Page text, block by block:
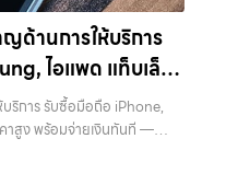
สองกรุงเทพ”, “ขาย iPad ได้
“รับซื้อ Samsung มือสอง
รามุ่งตรงให้คุณได้รับราคาและ
ณจะได้บริการที่คุณไว้วางใจ
รับถึงที่ ตรวจสภาพอย่างมือ
ขายอุปกรณ์ของคุณเป็นเรื่อง
มต้องเลือกเรา ผู้เชี่ยวชาญด้าน
แทบทุกช่วงเวลา อุปกรณ์ที่คุณ
เว็บไซต์ของเราจึงเกิดขึ้นเพื่อ
ม่ใช้แล้วให้กลายเป็นเงินสดได้
, รับซื้อมือถือ, รับซื้อโทรศัพท์,
กรุงเทพมหานคร อย่างครบ
ง เรามีทีมงานพร้อมให้บริการ
ด้านการให้บริการ
ไอแพด แท็บเล็ต
เงินทันที
ริการ รับซื้อมือถือ iPhone,
าสูง พร้อมจ่ายเงินทันที —